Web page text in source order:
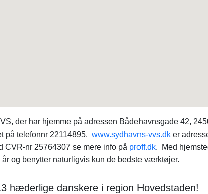
der har hjemme på adressen Bådehavnsgade 42,
på telefonnr 22114895. www.sydhavns-vvs.dk er
nr 25764307 se mere info på proff.dk. Med
og benytter naturligvis kun de bedste værktøjer.
hæderlige danskere i region Hovedstaden!